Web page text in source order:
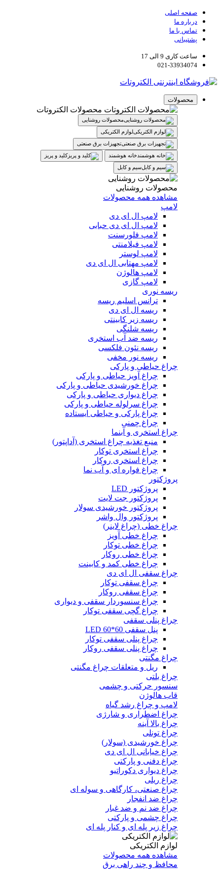
صفحه اصلی
درباره ما
تماس با ما
پشتیبانی
ساعت کاری 9 الی 17
021-33934074
محصولات
محصولات الکتروتات
محصولات روشنایی
لوازم الکتریکی
تجهیزات برق صنعتی
خانه هوشمند
کلید و پریز
سیم و کابل
محصولات روشنایی
مشاهده همه محصولات
لامپ
لامپ ال ای دی
لامپ ال ای دی حبابی
لامپ فلورسنت
لامپ فیلامنتی
لامپ لوستر
لامپ مهتابی ال ای دی
لامپ هالوژن
لامپ گازی
ریسه نوری
ترانس اسلیم ریسه
ریسه ال ای دی
ریسه زیر کابینتی
ریسه شلنگی
ریسه ضد آب استخری
ریسه نئون فلکسی
ریسه نور مخفی
چراغ حیاطی و پارکی
چراغ آویز حیاطی و پارکی
چراغ خورشیدی حیاطی و پارکی
چراغ دیواری حیاطی و پارکی
چراغ سرلوله حیاطی و پارکی
چراغ پارکی و حیاطی ایستاده
چراغ چمنی
چراغ استخری و آبنما
منبع تغذیه چراغ استخری (آداپتور)
چراغ استخری توکار
چراغ استخری روکار
چراغ فواره ای و آب نما
پروژکتور
پروژکتور LED
پروژکتور جت لایت
پروژکتور خورشیدی سولار
پروژکتور وال واشر
چراغ خطی (چراغ لاینر)
چراغ خطی آویز
چراغ خطی توکار
چراغ خطی روکار
چراغ خطی کمد و کابینت
چراغ سقفی ال ای دی
چراغ سقفی توکار
چراغ سقفی روکار
چراغ سنسوردار سقفی و دیواری
چراغ گچی سقفی توکار
چراغ پنلی سقفی
پنل سقفی 60*60 LED
چراغ پنلی سقفی توکار
چراغ پنلی سقفی روکار
چراغ مگنتی
ریل و متعلقات چراغ مگنتی
چراغ بلتی
سنسور حرکتی و چشمی
قاب هالوژن
لامپ و چراغ رشد گیاه
چراغ اضطراری و شارژی
چراغ بالا آینه
چراغ تونلی
چراغ خورشیدی (سولار)
چراغ خیابانی ال ای دی
چراغ دفنی و پارکتی
چراغ دیواری دکوراتیو
چراغ ریلی
چراغ صنعتی، کارگاهی و سوله ای
چراغ ضد انفجار
چراغ ضد نم و ضد غبار
چراغ چشمی و پارکتی
چراغ‌ زیر‌ پله‌ ای و کنار‌ پله‌ ای
لوازم الکتریکی
مشاهده همه محصولات
محافظ و چند راهی برق